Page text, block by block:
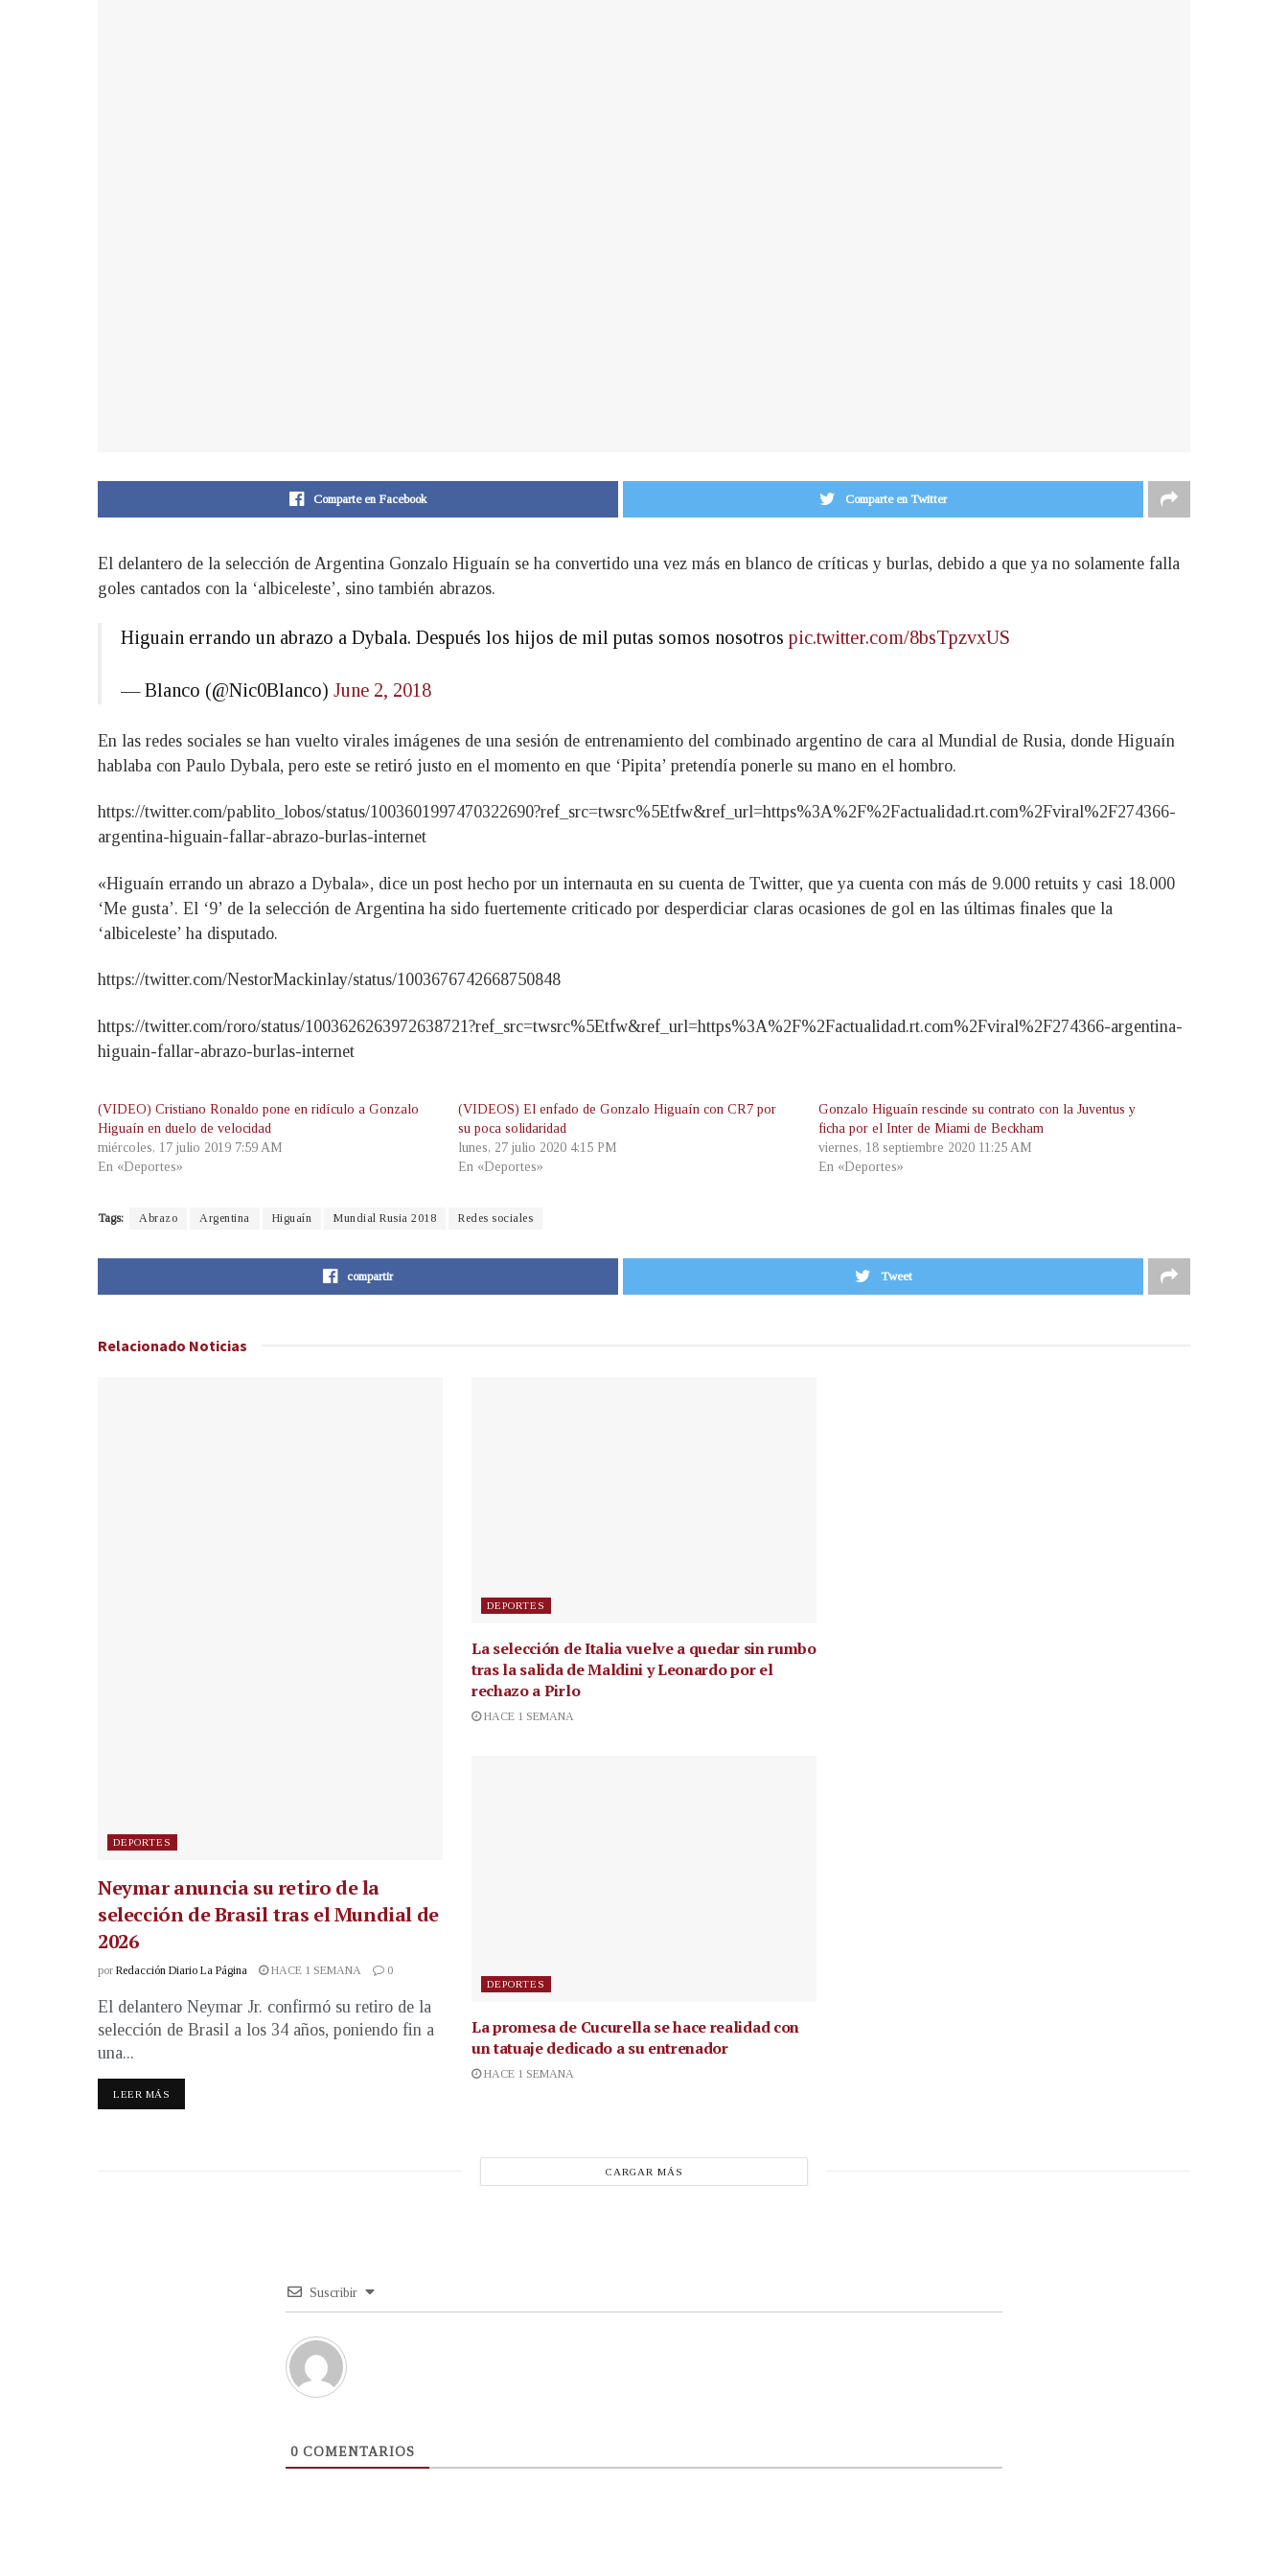
Comparte en Facebook Comparte en Twitter
El delantero de la selección de Argentina Gonzalo Higuaín se ha convertido una vez más en blanco de críticas y burlas, debido a que ya no solamente falla
goles cantados con la ‘albiceleste’, sino también abrazos.
Higuain errando un abrazo a Dybala. Después los hijos de mil putas somos nosotros pic.twitter.com/8bsTpzvxUS
— Blanco (@Nic0Blanco) June 2, 2018
En las redes sociales se han vuelto virales imágenes de una sesión de entrenamiento del combinado argentino de cara al Mundial de Rusia, donde Higuaín
hablaba con Paulo Dybala, pero este se retiró justo en el momento en que ‘Pipita’ pretendía ponerle su mano en el hombro.
https://twitter.com/pablito_lobos/status/1003601997470322690?ref_src=twsrc%5Etfw&ref_url=https%3A%2F%2Factualidad.rt.com%2Fviral%2F274366-
argentina-higuain-fallar-abrazo-burlas-internet
«Higuaín errando un abrazo a Dybala», dice un post hecho por un internauta en su cuenta de Twitter, que ya cuenta con más de 9.000 retuits y casi 18.000
‘Me gusta’. El ‘9’ de la selección de Argentina ha sido fuertemente criticado por desperdiciar claras ocasiones de gol en las últimas finales que la
‘albiceleste’ ha disputado.
https://twitter.com/NestorMackinlay/status/1003676742668750848
https://twitter.com/roro/status/1003626263972638721?ref_src=twsrc%5Etfw&ref_url=https%3A%2F%2Factualidad.rt.com%2Fviral%2F274366-argentina-
higuain-fallar-abrazo-burlas-internet
(VIDEO) Cristiano Ronaldo pone en ridículo a Gonzalo
Higuaín en duelo de velocidad
miércoles, 17 julio 2019 7:59 AM
En «Deportes»
(VIDEOS) El enfado de Gonzalo Higuaín con CR7 por
su poca solidaridad
lunes, 27 julio 2020 4:15 PM
En «Deportes»
Gonzalo Higuaín rescinde su contrato con la Juventus y
ficha por el Inter de Miami de Beckham
viernes, 18 septiembre 2020 11:25 AM
En «Deportes»
Tags: Abrazo Argentina Higuaín Mundial Rusia 2018 Redes sociales
compartir Tweet
Relacionado Noticias
DEPORTES
Neymar anuncia su retiro de la
selección de Brasil tras el Mundial de
2026
por Redacción Diario La Página HACE 1 SEMANA 0
El delantero Neymar Jr. confirmó su retiro de la
selección de Brasil a los 34 años, poniendo fin a
una...
LEER MÁS
DEPORTES
La selección de Italia vuelve a quedar sin rumbo
tras la salida de Maldini y Leonardo por el
rechazo a Pirlo
HACE 1 SEMANA
DEPORTES
La promesa de Cucurella se hace realidad con
un tatuaje dedicado a su entrenador
HACE 1 SEMANA
CARGAR MÁS
Suscribir
0 COMENTARIOS